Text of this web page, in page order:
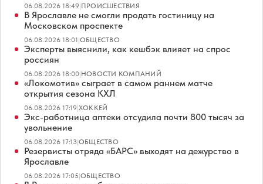
06.08.2026 18:49|ПРОИСШЕСТВИЯ
В Ярославле не смогли продать гостиницу на
Московском проспекте
06.08.2026 18:01|ОБЩЕСТВО
Эксперты выяснили, как кешбэк влияет на спрос
россиян
06.08.2026 18:00|НОВОСТИ КОМПАНИЙ
«Локомотив» сыграет в самом раннем матче
открытия сезона КХЛ
06.08.2026 17:19|ХОККЕЙ
Экс-работница аптеки отсудила почти 800 тысяч за
увольнение
06.08.2026 17:13|ОБЩЕСТВО
Резервисты отряда «БАРС» выходят на дежурство в
Ярославле
06.08.2026 17:05|ОБЩЕСТВО